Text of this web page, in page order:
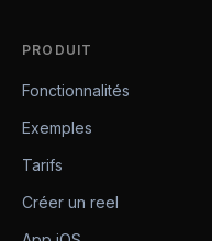
PRODUIT
Fonctionnalités
Exemples
Tarifs
Créer un reel